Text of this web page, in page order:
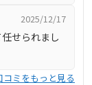
2025/12/17
せられまし
コミをもっと見る